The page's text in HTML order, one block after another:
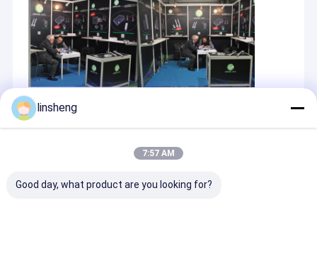
প্রস্তাবিত পণ্য
linsheng
7:57 AM
Good day, what product are you looking for?